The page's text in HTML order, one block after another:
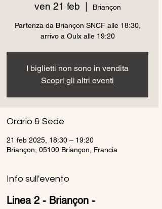
ven 21 feb Briançon
Partenza da Briançon SNCF alle 18:30,
arrivo a Oulx alle 19:20
I biglietti non sono in vendita
Scopri gli altri eventi
Orario & Sede
21 feb 2025, 18:30 – 19:20
Briançon, 05100 Briançon, Francia
Info sull'evento
Linea 2 - Briançon -